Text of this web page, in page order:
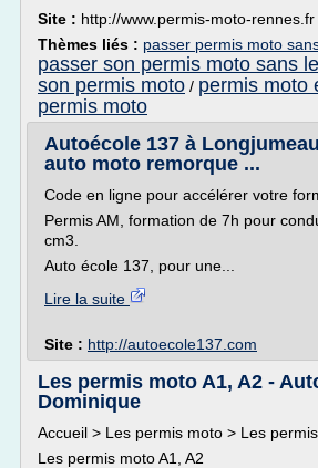
Site : http://www.permis-moto-rennes.fr
Thèmes liés : passer permis moto
passer son permis moto sans
son permis moto / permis moto
permis moto
Autoécole 137 à
auto moto remorque ...
Code en ligne pour accélérer votre
Permis AM, formation de 7h pour
cm3.
Auto école 137, pour une...
Lire la suite
Site : http://autoecole137.com
Les permis moto A1, A2 -
Dominique
Accueil > Les permis moto > Les
Les permis moto A1, A2